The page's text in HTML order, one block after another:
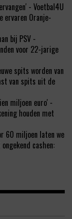
- Voetbal4U
ervaren Oranje-
bij PSV -
voor 22-jarige
spits worden van
van spits uit de
miljoen euro' -
houden met
60 miljoen laten we
ongekend cashen: